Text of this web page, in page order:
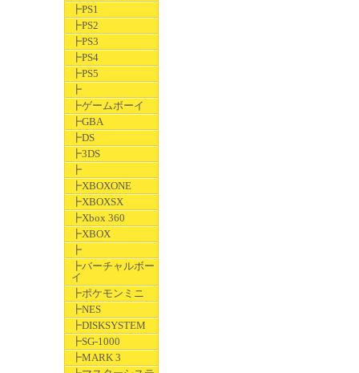
┣PS1
┣PS2
┣PS3
┣PS4
┣PS5
┣
┣ゲームボーイ
┣GBA
┣DS
┣3DS
┣
┣XBOXONE
┣XBOXSX
┣Xbox 360
┣XBOX
┣
┣バーチャルボー
イ
┣ポケモンミニ
┣NES
┣DISKSYSTEM
┣SG-1000
┣MARK 3